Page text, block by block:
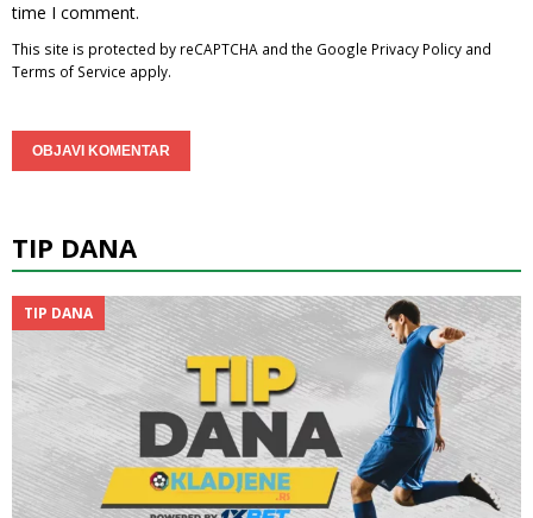
time I comment.
This site is protected by reCAPTCHA and the Google Privacy Policy and
Terms of Service apply.
TIP DANA
TIP DANA